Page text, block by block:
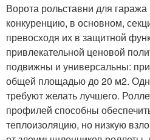
Ворота рольставни для
конкуренцию, в основном,
превосходя их в защитной
привлекательной ценовой
подвижны и универсальны:
общей площадью до 20 м2.
требуют желать лучшего.
профилей способны
теплоизоляцию, но низкую